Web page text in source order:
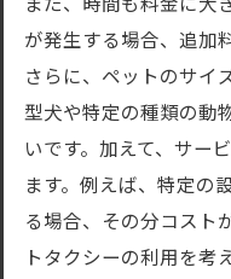
また、時間も料金に大
が発生する場合、追加
さらに、ペットのサイ
型犬や特定の種類の動
いです。加えて、サー
ます。例えば、特定の
る場合、その分コスト
トタクシーの利用を考